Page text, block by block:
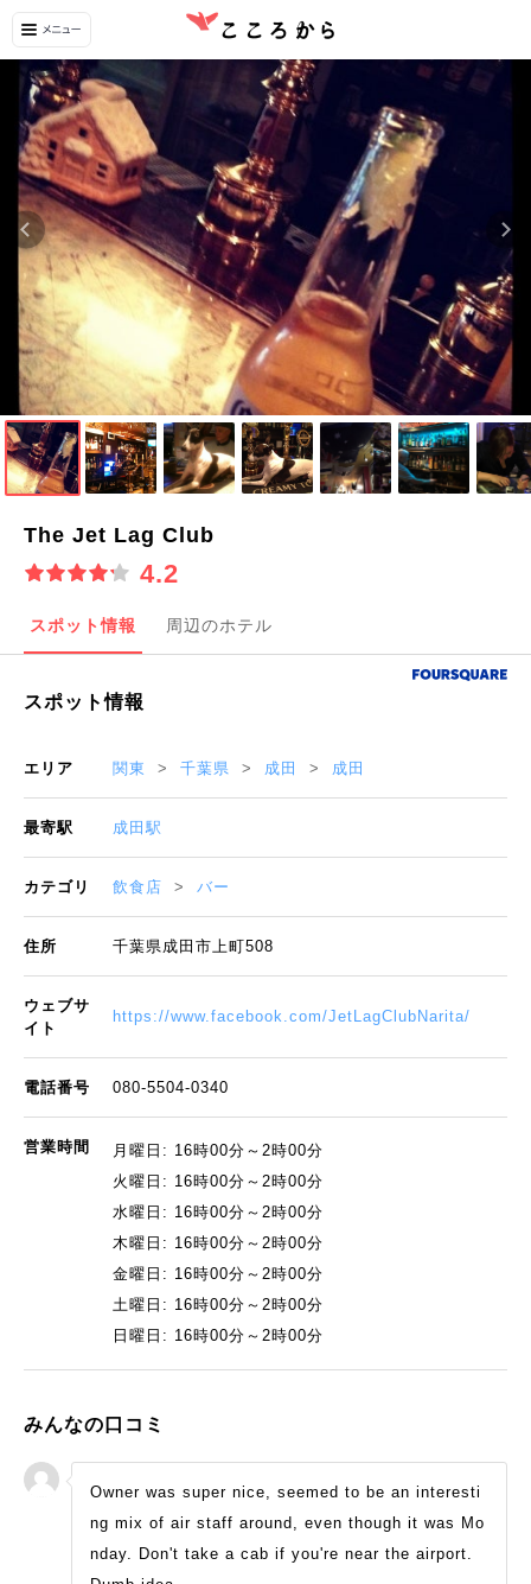
The Jet Lag Club
4.2
スポット情報 周辺のホテル
スポット情報
エリア 関東 千葉県 成田 成田
最寄駅 成田駅
カテゴリ 飲食店 バー
住所 千葉県成田市上町508
ウェブサ
イト
https://www.facebook.com/JetLagClubNarita/
電話番号 080-5504-0340
営業時間
月曜日: 16時00分～2時00分
火曜日: 16時00分～2時00分
水曜日: 16時00分～2時00分
木曜日: 16時00分～2時00分
金曜日: 16時00分～2時00分
土曜日: 16時00分～2時00分
日曜日: 16時00分～2時00分
みんなの口コミ
Owner was super nice, seemed to be an interesti
ng mix of air staff around, even though it was Mo
nday. Don't take a cab if you're near the airport.